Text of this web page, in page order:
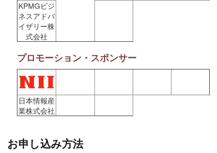
KPMGビジ
ネスアドバ
イザリー株
式会社
プロモーション・スポンサー
日本情報産
業株式会社
お申し込み方法